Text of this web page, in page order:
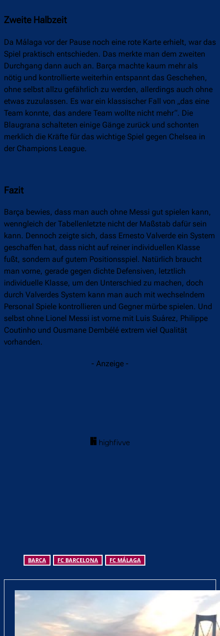
Zweite Halbzeit
Da Málaga vor der Pause noch eine rote Karte erhielt, war das
Spiel praktisch entschieden. Das merkte man dem zweiten
Durchgang dann auch an. Barça machte kaum mehr als
nötig und kontrollierte weiterhin entspannt das Geschehen,
ohne selbst allzu gefährlich zu werden, allerdings auch ohne
etwas zuzulassen. Es war ein klassischer Fall von „das eine
Team konnte, das andere Team wollte nicht mehr“. Die
Blaugrana schalteten einige Gänge zurück und schonten
merklich die Kräfte für das wichtige Spiel gegen Chelsea in
der Champions League.
Fazit
Barça bewies, dass man auch ohne Messi gut spielen kann,
wenngleich der Tabellenletzte nicht der Maßstab dafür sein
kann. Dennoch zeigte sich, dass Ernesto Valverde ein System
geschaffen hat, dass nicht auf reiner individuellen Klasse
fußt, sondern auf gutem Positionsspiel. Natürlich braucht
man vorne, gerade gegen dichte Defensiven, letztlich
individuelle Klasse, um den Unterschied zu machen, doch
durch Valverdes System kann man auch mit wechselndem
Personal Spiele kontrollieren und Gegner mürbe spielen. Und
selbst ohne Lionel Messi ist vorne mit Luis Suárez, Philippe
Coutinho und Ousmane Dembélé extrem viel Qualität
vorhanden.
- Anzeige -
BARCA FC BARCELONA FC MÁLAGA